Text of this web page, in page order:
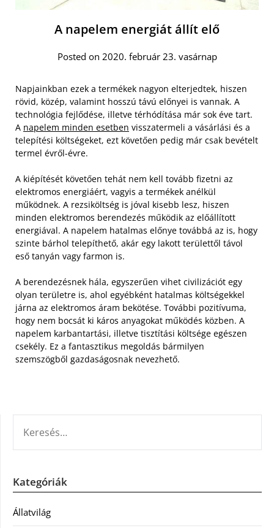
A napelem energiát állít elő
Posted on 2020. február 23. vasárnap
Napjainkban ezek a termékek nagyon elterjedtek, hiszen
rövid, közép, valamint hosszú távú előnyei is vannak. A
technológia fejlődése, illetve térhódítása már sok éve tart.
A napelem minden esetben visszatermeli a vásárlási és a
telepítési költségeket, ezt követően pedig már csak bevételt
termel évről-évre.
A kiépítését követően tehát nem kell tovább fizetni az
elektromos energiáért, vagyis a termékek anélkül
működnek. A rezsiköltség is jóval kisebb lesz, hiszen
minden elektromos berendezés működik az előállított
energiával. A napelem hatalmas előnye továbbá az is, hogy
szinte bárhol telepíthető, akár egy lakott területtől távol
eső tanyán vagy farmon is.
A berendezésnek hála, egyszerűen vihet civilizációt egy
olyan területre is, ahol egyébként hatalmas költségekkel
járna az elektromos áram bekötése. További pozitívuma,
hogy nem bocsát ki káros anyagokat működés közben. A
napelem karbantartási, illetve tisztítási költsége egészen
csekély. Ez a fantasztikus megoldás bármilyen
szemszögből gazdaságosnak nevezhető.
Kategóriák
Állatvilág